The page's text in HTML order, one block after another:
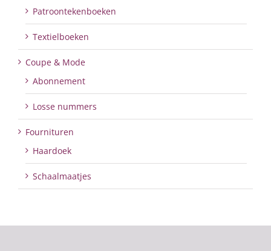
Patroontekenboeken
Textielboeken
Coupe & Mode
Abonnement
Losse nummers
Fournituren
Haardoek
Schaalmaatjes